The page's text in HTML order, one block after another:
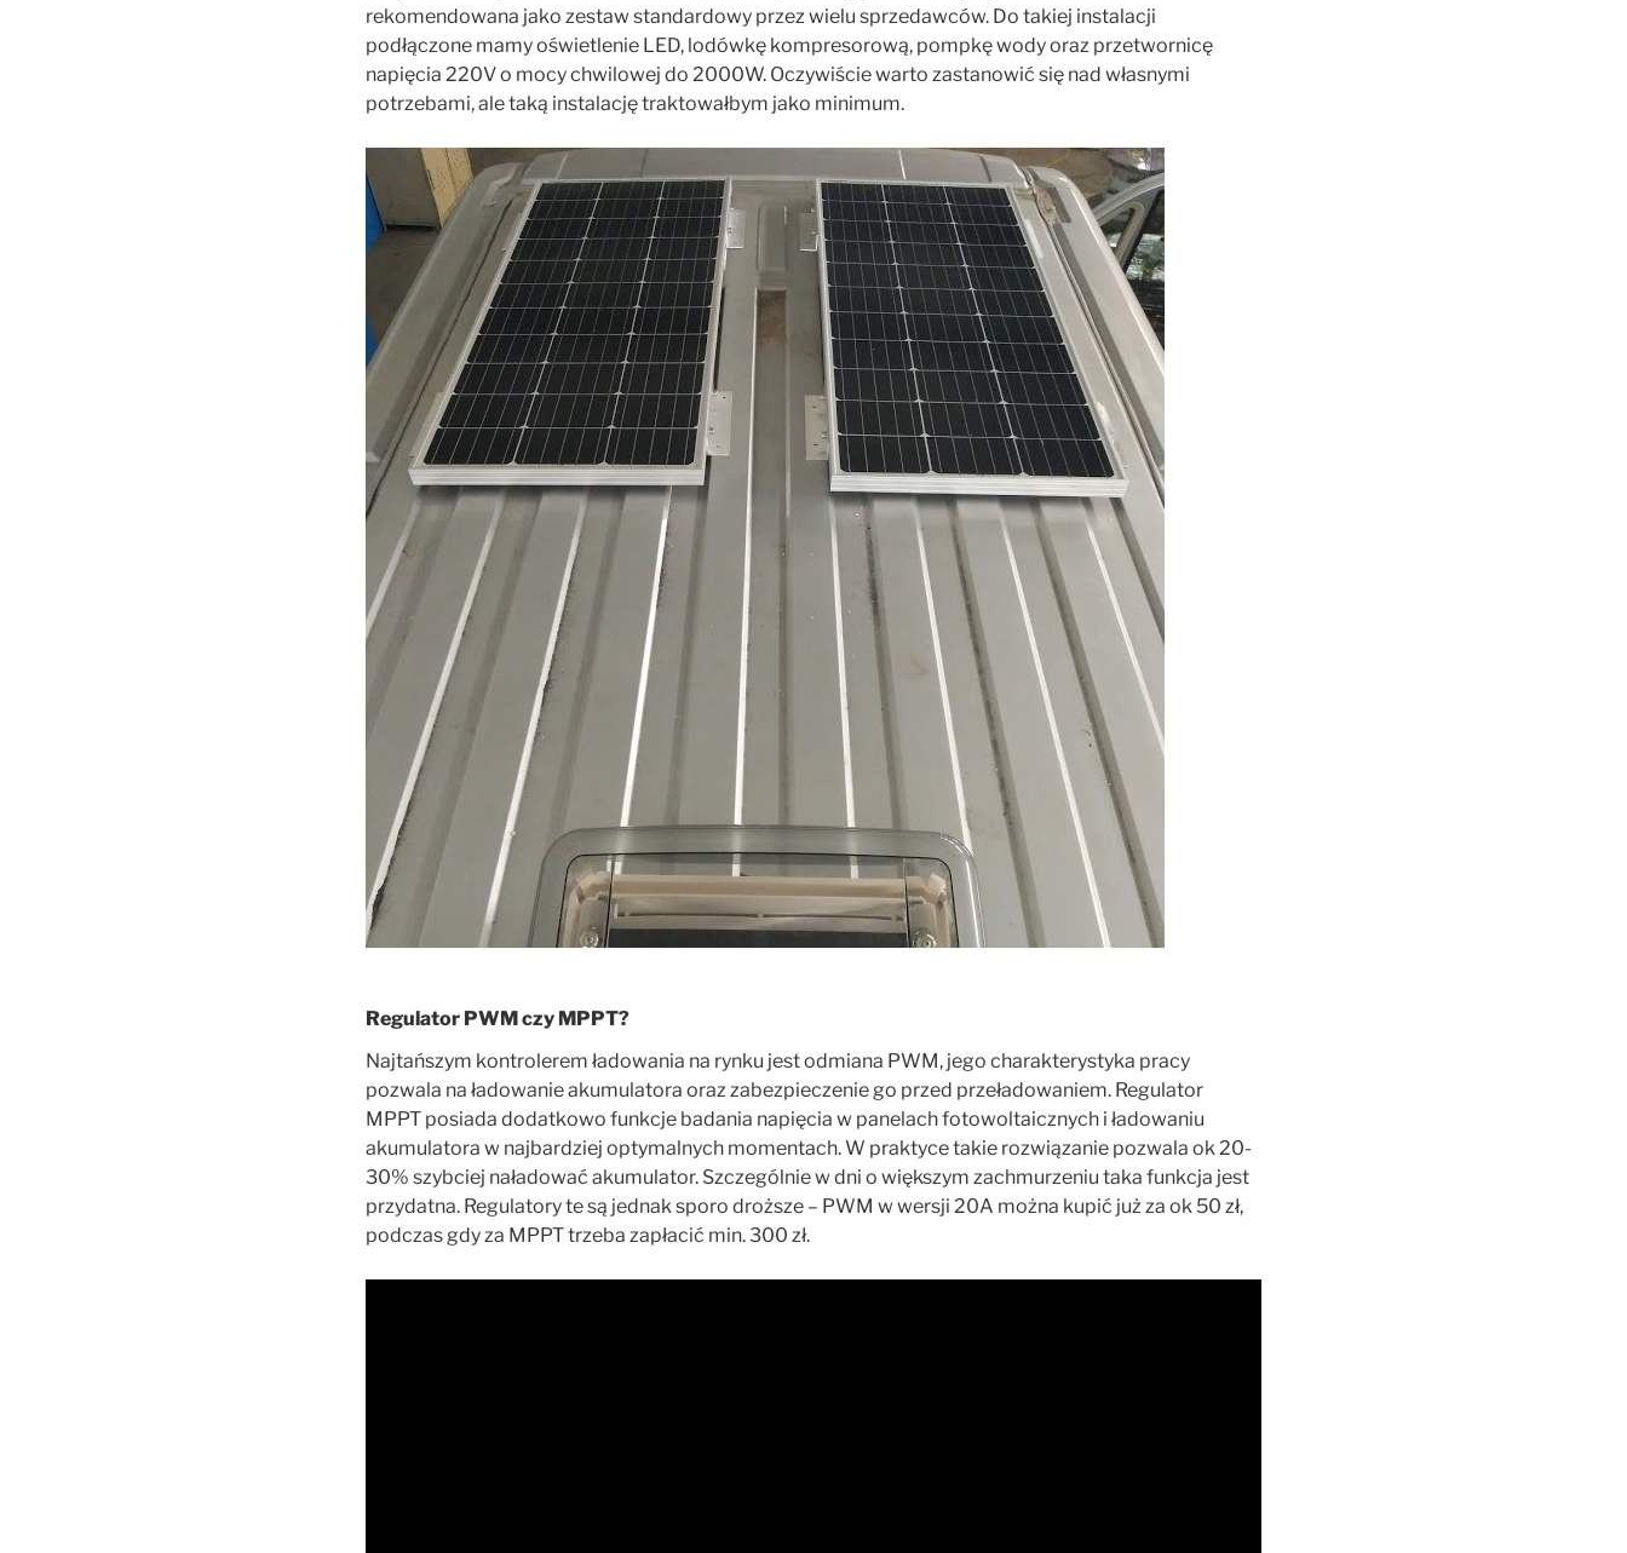
rekomendowana jako zestaw standardowy przez wielu sprzedawców. Do takiej instalacji
podłączone mamy oświetlenie LED, lodówkę kompresorową, pompkę wody oraz przetwornicę
napięcia 220V o mocy chwilowej do 2000W. Oczywiście warto zastanowić się nad własnymi
potrzebami, ale taką instalację traktowałbym jako minimum.
Regulator PWM czy MPPT?
Najtańszym kontrolerem ładowania na rynku jest odmiana PWM, jego charakterystyka pracy
pozwala na ładowanie akumulatora oraz zabezpieczenie go przed przeładowaniem. Regulator
MPPT posiada dodatkowo funkcje badania napięcia w panelach fotowoltaicznych i ładowaniu
akumulatora w najbardziej optymalnych momentach. W praktyce takie rozwiązanie pozwala ok 20-
30% szybciej naładować akumulator. Szczególnie w dni o większym zachmurzeniu taka funkcja jest
przydatna. Regulatory te są jednak sporo droższe – PWM w wersji 20A można kupić już za ok 50 zł,
podczas gdy za MPPT trzeba zapłacić min. 300 zł.